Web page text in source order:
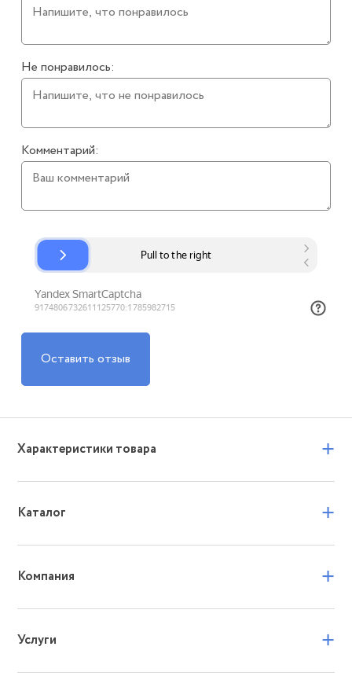
Не понравилось:
Комментарий:
Оставить отзыв
Характеристики товара +
Каталог +
Компания +
Услуги +